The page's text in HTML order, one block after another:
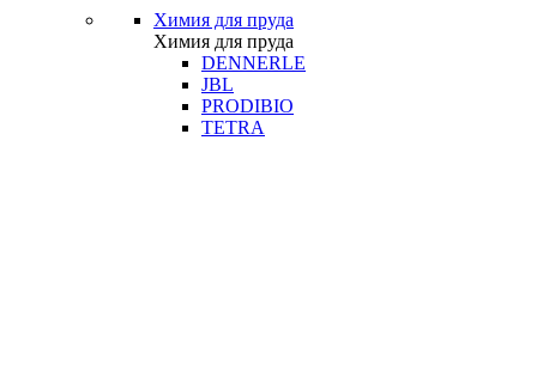
Химия для пруда
Химия для пруда
DENNERLE
JBL
PRODIBIO
TETRA